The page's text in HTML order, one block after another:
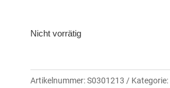
Nicht vorrätig
Artikelnummer:S0301213 Kategorie: